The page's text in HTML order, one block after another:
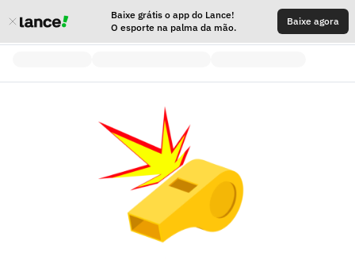
Baixe grátis o app do Lance!
O esporte na palma da mão.
Baixe agora